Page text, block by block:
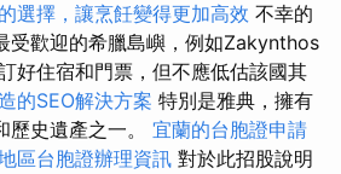
選擇，讓烹飪變得更加高效 不幸的
受歡迎的希臘島嶼，例如Zakynthos
好住宿和門票，但不應低估該國其
的SEO解決方案 特別是雅典，擁有
歷史遺產之一。 宜蘭的台胞證申請
區台胞證辦理資訊 對於此招股說明